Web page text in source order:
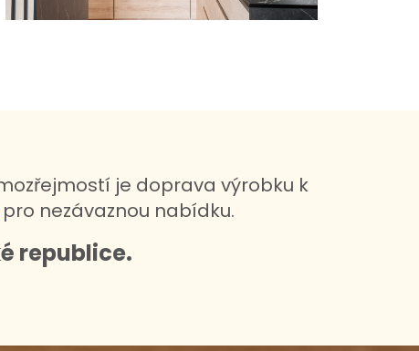
je doprava výrobku k
pro nezávaznou nabídku.
republice.